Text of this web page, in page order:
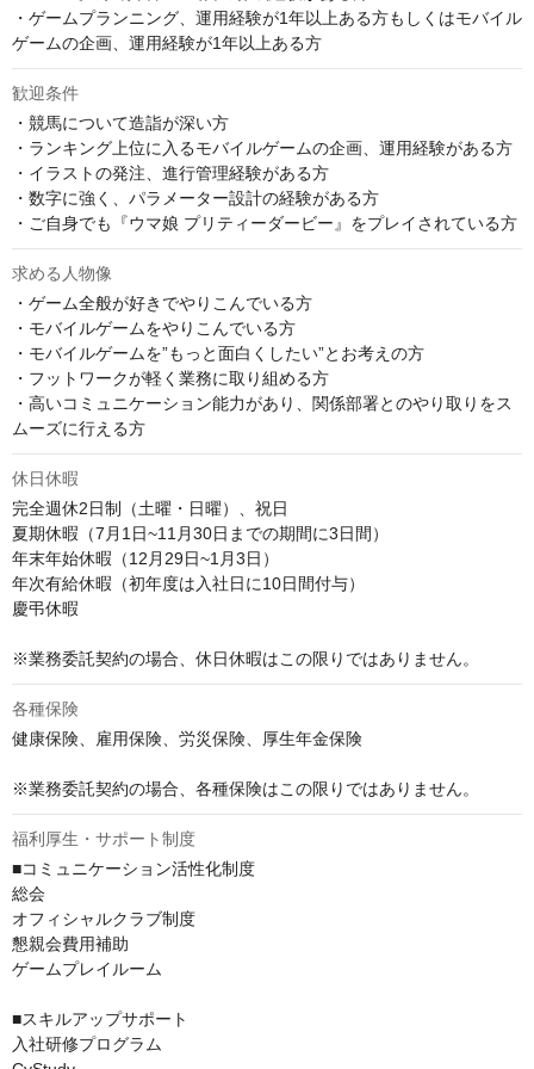
・ゲームプランニング、運用経験が1年以上ある方もしくはモバイル
ゲームの企画、運用経験が1年以上ある方
歓迎条件
・競馬について造詣が深い方
・ランキング上位に入るモバイルゲームの企画、運用経験がある方
・イラストの発注、進行管理経験がある方
・数字に強く、パラメーター設計の経験がある方
・ご自身でも『ウマ娘 プリティーダービー』をプレイされている方
求める人物像
・ゲーム全般が好きでやりこんでいる方
・モバイルゲームをやりこんでいる方
・モバイルゲームを”もっと面白くしたい”とお考えの方
・フットワークが軽く業務に取り組める方
・高いコミュニケーション能力があり、関係部署とのやり取りをス
ムーズに行える方
休日休暇
完全週休2日制（土曜・日曜）、祝日
夏期休暇（7月1日~11月30日までの期間に3日間）
年末年始休暇（12月29日~1月3日）
年次有給休暇（初年度は入社日に10日間付与）
慶弔休暇
※業務委託契約の場合、休日休暇はこの限りではありません。
各種保険
健康保険、雇用保険、労災保険、厚生年金保険
※業務委託契約の場合、各種保険はこの限りではありません。
福利厚生・サポート制度
■コミュニケーション活性化制度
総会
オフィシャルクラブ制度
懇親会費用補助
ゲームプレイルーム
■スキルアップサポート
入社研修プログラム